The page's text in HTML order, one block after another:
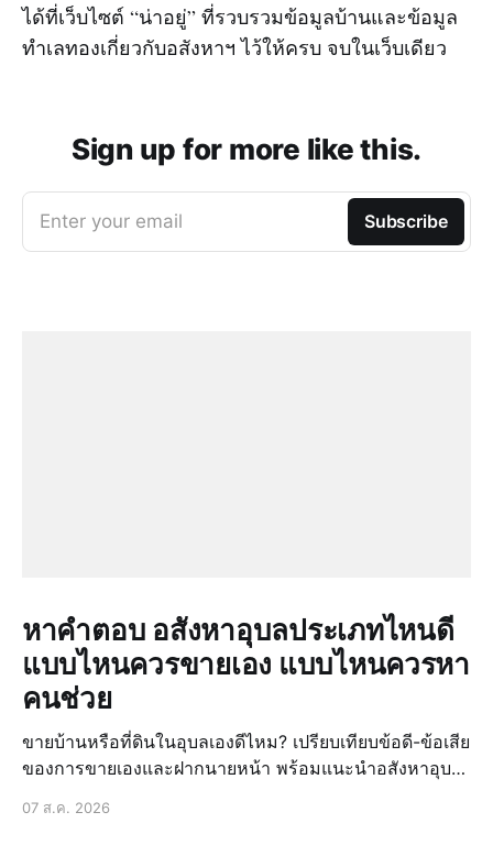
ได้ที่เว็บไซต์ “น่าอยู่” ที่รวบรวมข้อมูลบ้านและข้อมูล
ทำเลทองเกี่ยวกับอสังหาฯ ไว้ให้ครบ จบในเว็บเดียว
Sign up for more like this.
Enter your email Subscribe
หาคำตอบ อสังหาอุบลประเภทไหนดี
แบบไหนควรขายเอง แบบไหนควรหา
คนช่วย
ขายบ้านหรือที่ดินในอุบลเองดีไหม? เปรียบเทียบข้อดี-ข้อเสีย
ของการขายเองและฝากนายหน้า พร้อมแนะนำอสังหาอุบล
07 ส.ค. 2026